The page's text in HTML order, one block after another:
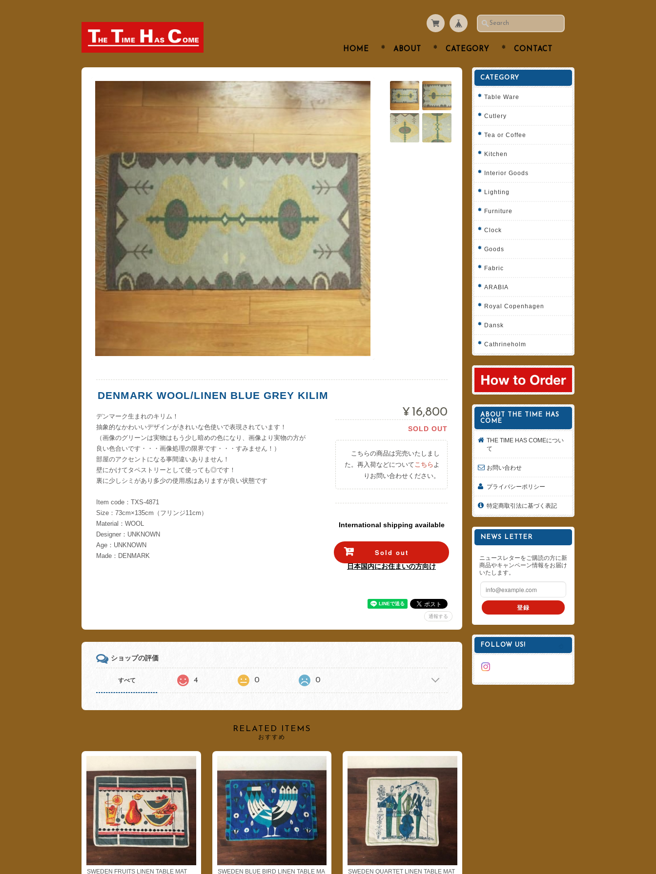
HOME ABOUT CATEGORY CONTACT
DENMARK WOOL/LINEN BLUE GREY KILIM
デンマーク生まれのキリム！
抽象的なかわいいデザインがきれいな色使いで表現されています！
（画像のグリーンは実物はもう少し暗めの色になり、画像より実物の方が
良い色合いです・・・画像処理の限界です・・・すみません！）
部屋のアクセントになる事間違いありません！
壁にかけてタペストリーとして使っても◎です！
裏に少しシミがあり多少の使用感はありますが良い状態です
Item code：TXS-4871
Size：73cm×135cm（フリンジ11cm）
Material：WOOL
Designer：UNKNOWN
Age：UNKNOWN
Made：DENMARK
¥16,800
SOLD OUT
こちらの商品は完売いたしまし
た。再入荷などについてこちら よ
りお問い合わせください。
International shipping available
Sold out
日本国内にお住まいの方向け
通報する
ショップの評価
すべて 4 0 0
RELATED ITEMS
おすすめ
SWEDEN FRUITS LINEN TABLE MAT SWEDEN BLUE BIRD LINEN TABLE MA SWEDEN QUARTET LINEN TABLE MAT
CATEGORY
Table Ware
Cutlery
Tea or Coffee
Kitchen
Interior Goods
Lighting
Furniture
Clock
Goods
Fabric
ARABIA
Royal Copenhagen
Dansk
Cathrineholm
ABOUT THE TIME HAS
COME
THE TIME HAS COMEについ
て
お問い合わせ
プライバシーポリシー
特定商取引法に基づく表記
NEWS LETTER
ニュースレターをご購読の方に新
商品やキャンペーン情報をお届け
いたします。
登録
FOLLOW US!